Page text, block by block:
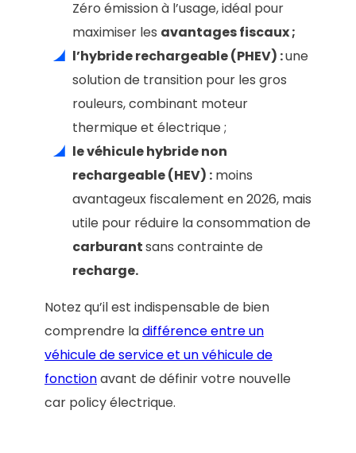
Zéro émission à l’usage, idéal pour
maximiser les avantages fiscaux ;
l’hybride rechargeable (PHEV) :une
solution de transition pour les gros
rouleurs, combinant moteur
thermique et électrique ;
le véhicule hybride non
rechargeable (HEV) : moins
avantageux fiscalement en 2026, mais
utile pour réduire la consommation de
carburantsans contrainte de
recharge.
Notez qu’il est indispensable de bien
comprendre ladifférence entre un
véhicule de service et un véhicule de
fonctionavant de définir votre nouvelle
car policy électrique.